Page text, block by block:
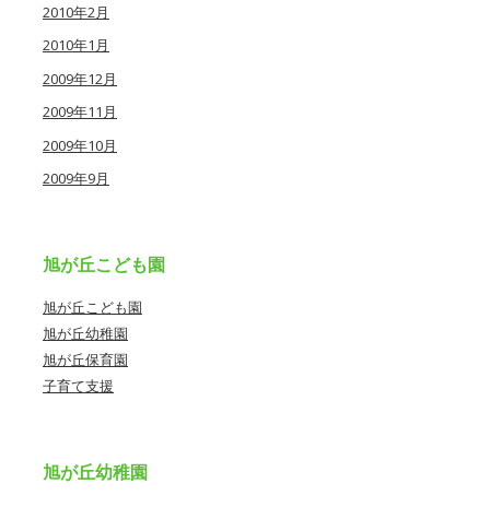
2010年2月
2010年1月
2009年12月
2009年11月
2009年10月
2009年9月
旭が丘こども園
旭が丘こども園
旭が丘幼稚園
旭が丘保育園
子育て支援
旭が丘幼稚園